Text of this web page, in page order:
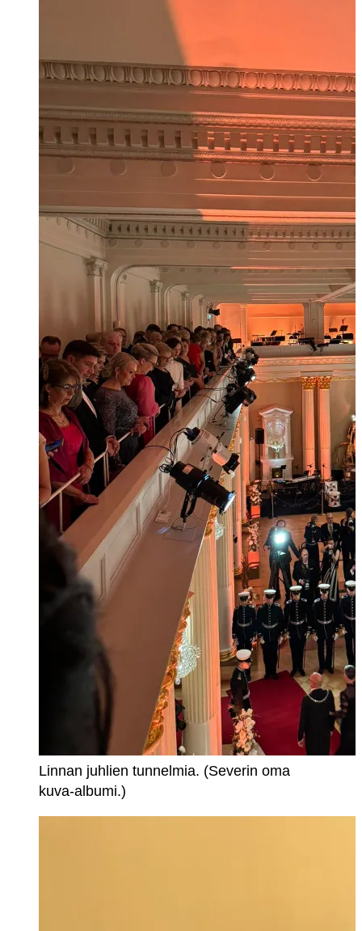
Linnan juhlien tunnelmia. (Severin oma
kuva-albumi.)